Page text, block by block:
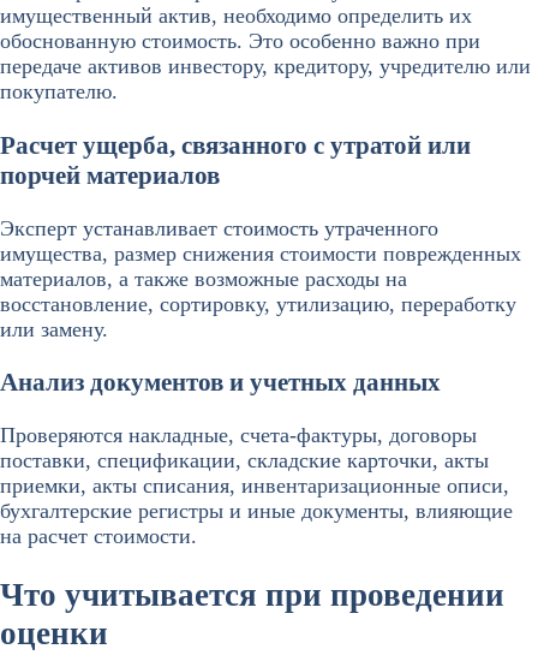
имущественный актив, необходимо определить их
обоснованную стоимость. Это особенно важно при
передаче активов инвестору, кредитору, учредителю или
покупателю.
Расчет ущерба, связанного с утратой или
порчей материалов
Эксперт устанавливает стоимость утраченного
имущества, размер снижения стоимости поврежденных
материалов, а также возможные расходы на
восстановление, сортировку, утилизацию, переработку
или замену.
Анализ документов и учетных данных
Проверяются накладные, счета-фактуры, договоры
поставки, спецификации, складские карточки, акты
приемки, акты списания, инвентаризационные описи,
бухгалтерские регистры и иные документы, влияющие
на расчет стоимости.
Что учитывается при проведении
оценки